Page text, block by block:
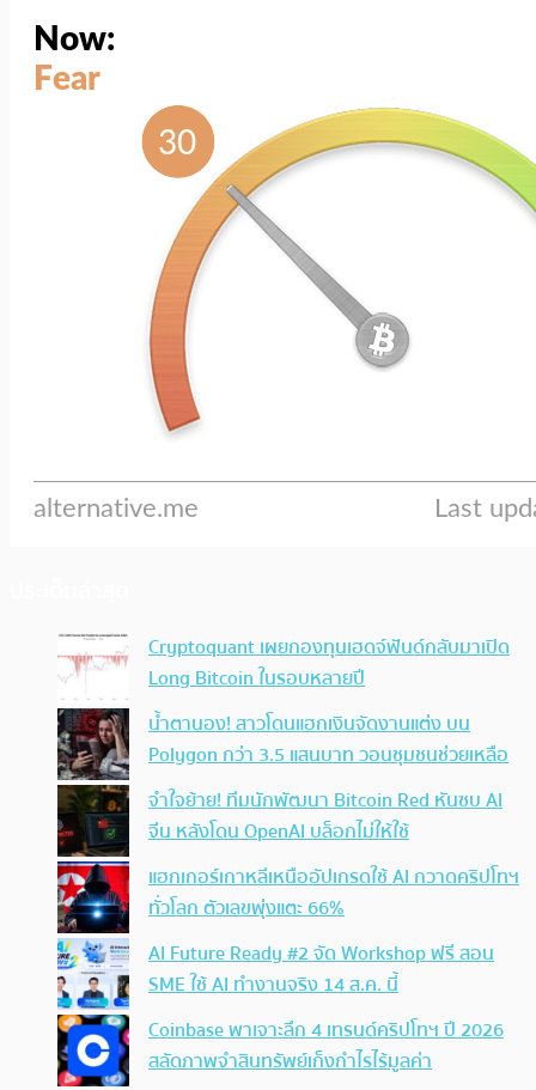
Cryptoquant เผยกองทุนเฮดจ์ฟันด์กลับมาเปิด
Long Bitcoin ในรอบหลายปี
น้ำตานอง! สาวโดนแฮกเงินจัดงานแต่ง บน
Polygon กว่า 3.5 แสนบาท วอนชุมชนช่วยเหลือ
จำใจย้าย! ทีมนักพัฒนา Bitcoin Red หันซบ AI
จีน หลังโดน OpenAI บล็อกไม่ให้ใช้
แฮกเกอร์เกาหลีเหนืออัปเกรดใช้ AI กวาดคริปโทฯ
ทั่วโลก ตัวเลขพุ่งแตะ 66%
AI Future Ready #2 จัด Workshop ฟรี สอน
SME ใช้ AI ทำงานจริง 14 ส.ค. นี้
Coinbase พาเจาะลึก 4 เทรนด์คริปโทฯ ปี 2026
สลัดภาพจำสินทรัพย์เก็งกำไรไร้มูลค่า